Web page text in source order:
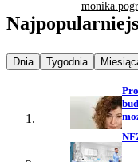
Najpopularniejsze
Dnia Najpopularniejsze
Tygodnia